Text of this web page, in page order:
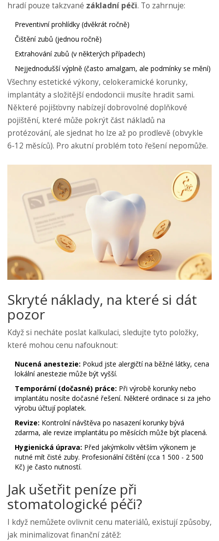
hradí pouze takzvané základní péči. To zahrnuje:
Preventivní prohlídky (dvěkrát ročně)
Čištění zubů (jednou ročně)
Extrahování zubů (v některých případech)
Nejjednodušší výplně (často amalgam, ale podmínky se mění)
Všechny estetické výkony, celokeramické korunky,
implantáty a složitější endodoncii musíte hradit sami.
Některé pojišťovny nabízejí dobrovolné doplňkové
pojištění, které může pokrýt část nákladů na
protézování, ale sjednat ho lze až po prodlevě (obvykle
6-12 měsíců). Pro akutní problém toto řešení nepomůže.
Skryté náklady, na které si dát
pozor
Když si necháte poslat kalkulaci, sledujte tyto položky,
které mohou cenu nafouknout:
Nucená anestezie: Pokud jste alergičtí na běžné látky, cena
lokální anestezie může být vyšší.
Temporární (dočasné) práce: Při výrobě korunky nebo
implantátu nosíte dočasné řešení. Některé ordinace si za jeho
výrobu účtují poplatek.
Revize: Kontrolní návštěva po nasazení korunky bývá
zdarma, ale revize implantátu po měsících může být placená.
Hygienická úprava: Před jakýmkoliv větším výkonem je
nutné mít čisté zuby. Profesionální čištění (cca 1 500 - 2 500
Kč) je často nutností.
Jak ušetřit peníze při
stomatologické péči?
I když nemůžete ovlivnit cenu materiálů, existují způsoby,
jak minimalizovat finanční zátěž: